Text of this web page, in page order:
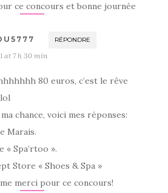
ce concours et bonne journée
RÉPONDRE
at 7 h 30 min
80 euros, c’est le rêve
chance, voici mes réponses:
Marais.
« Spa’rtoo ».
Store « Shoes & Spa »
merci pour ce concours!